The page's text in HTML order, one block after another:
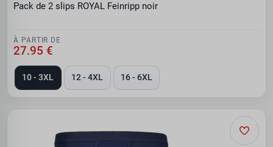
Pack de 2 slips ROYAL Feinripp noir
À PARTIR DE
27.95 €
10 - 3XL 12 - 4XL 16 - 6XL